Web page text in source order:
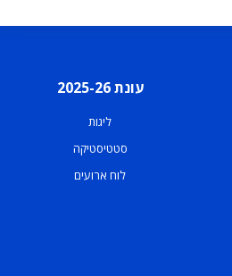
עונת 2025-26
ליגות
סטטיסטיקה
לוח ארועים